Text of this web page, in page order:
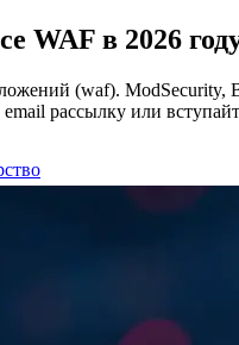
WAF в 2026
(waf). ModSecurity,
рассылку или